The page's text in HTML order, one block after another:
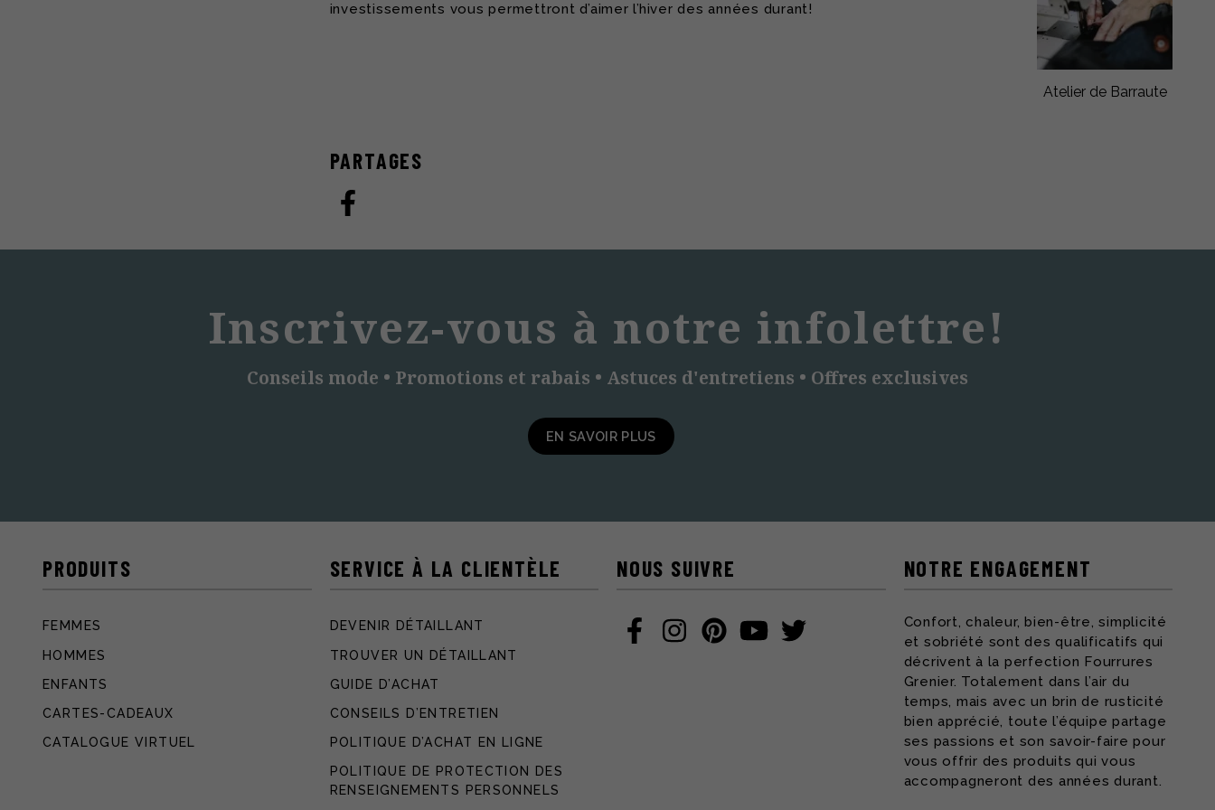
Atelier de Barraute
investissements vous permettront d’aimer l’hiver des années durant!
PARTAGES
Inscrivez-vous à notre infolettre!
Conseils mode • Promotions et rabais • Astuces d'entretiens • Offres exclusives
EN SAVOIR PLUS
PRODUITS
FEMMES
HOMMES
ENFANTS
CARTES-CADEAUX
CATALOGUE VIRTUEL
SERVICE À LA CLIENTÈLE
DEVENIR DÉTAILLANT
TROUVER UN DÉTAILLANT
GUIDE D’ACHAT
CONSEILS D’ENTRETIEN
POLITIQUE D’ACHAT EN LIGNE
POLITIQUE DE PROTECTION DES
RENSEIGNEMENTS PERSONNELS
NOUS SUIVRE NOTRE ENGAGEMENT
Confort, chaleur, bien-être, simplicité
et sobriété sont des qualificatifs qui
décrivent à la perfection Fourrures
Grenier. Totalement dans l’air du
temps, mais avec un brin de rusticité
bien apprécié, toute l’équipe partage
ses passions et son savoir-faire pour
vous offrir des produits qui vous
accompagneront des années durant.